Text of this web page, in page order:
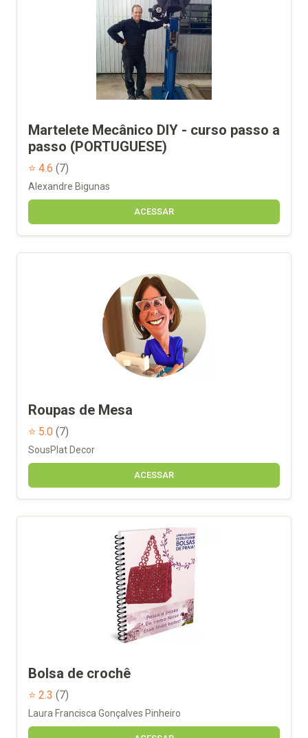
Martelete Mecânico DIY - curso passo a
passo (PORTUGUESE)
⭐ 4.6 (7)
Alexandre Bigunas
ACESSAR
Roupas de Mesa
⭐ 5.0 (7)
SousPlat Decor
ACESSAR
Bolsa de crochê
⭐ 2.3 (7)
Laura Francisca Gonçalves Pinheiro